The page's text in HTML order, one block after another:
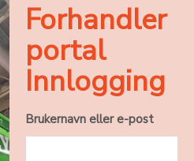
Forhandler
portal
Innlogging
Brukernavn eller e-post